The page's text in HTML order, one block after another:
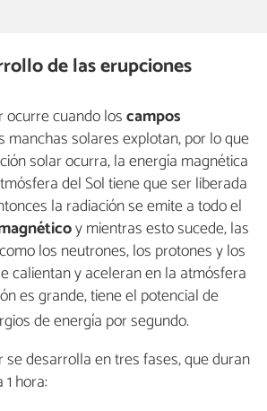
de las erupciones
ocurre cuando loscampos
manchas solares explotan, por lo que
solar ocurra, la energía magnética
del Sol tiene que ser liberada
la radiación se emite a todo el
y mientras esto sucede, las
los neutrones, los protones y los
calientan y aceleran en la atmósfera
es grande, tiene el potencial de
de energía por segundo.
se desarrolla en tres fases, que duran
hora: